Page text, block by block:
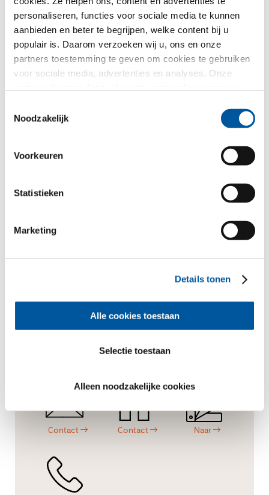
personaliseren, functies voor sociale media te kunnen
aanbieden en beter te begrijpen, welke content bij u
populair is. Daarom verzoeken wij u, ons en onze
partners toestemming te geven om cookies te gebruiken
voor sociale media, advertenties en analyses. Onze
kader van uw gebruik van de diensten hebben
Noodzakelijk
Voorkeuren
Statistieken
Marketing
Details tonen
Alle cookies toestaan
Selectie toestaan
Alleen noodzakelijke cookies
Bestektekst aanvragen
Productstalen aanvragen
CAD-data aanvragen
Dit project bevalt u
Contact Contact Naar